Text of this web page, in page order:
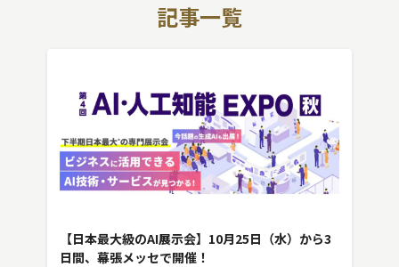
記事一覧
【日本最大級のAI展示会】10月25日（水）から3
日間、幕張メッセで開催！